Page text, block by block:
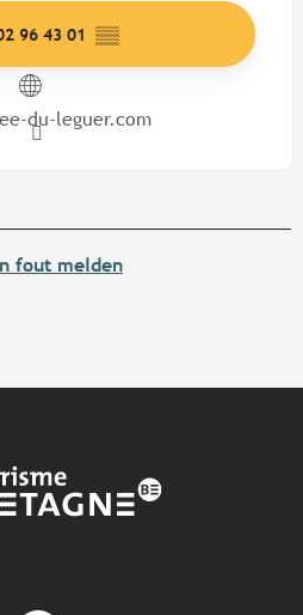
96 43 01 ▒▒
du-leguer.com
fout melden